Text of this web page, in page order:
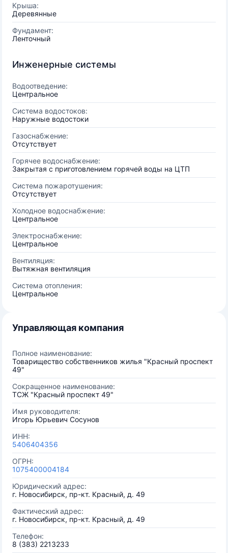
Крыша:
Деревянные
Фундамент:
Ленточный
Инженерные системы
Водоотведение:
Центральное
Система водостоков:
Наружные водостоки
Газоснабжение:
Отсутствует
Горячее водоснабжение:
Закрытая с приготовлением горячей воды на ЦТП
Система пожаротушения:
Отсутствует
Холодное водоснабжение:
Центральное
Электроснабжение:
Центральное
Вентиляция:
Вытяжная вентиляция
Система отопления:
Центральное
Управляющая компания
Полное наименование:
Товарищество собственников жилья "Красный проспект
49"
Сокращенное наименование:
ТСЖ "Красный проспект 49"
Имя руководителя:
Игорь Юрьевич Сосунов
ИНН:
5406404356
ОГРН:
1075400004184
Юридический адрес:
г. Новосибирск, пр-кт. Красный, д. 49
Фактический адрес:
г. Новосибирск, пр-кт. Красный, д. 49
Телефон:
8 (383) 2213233